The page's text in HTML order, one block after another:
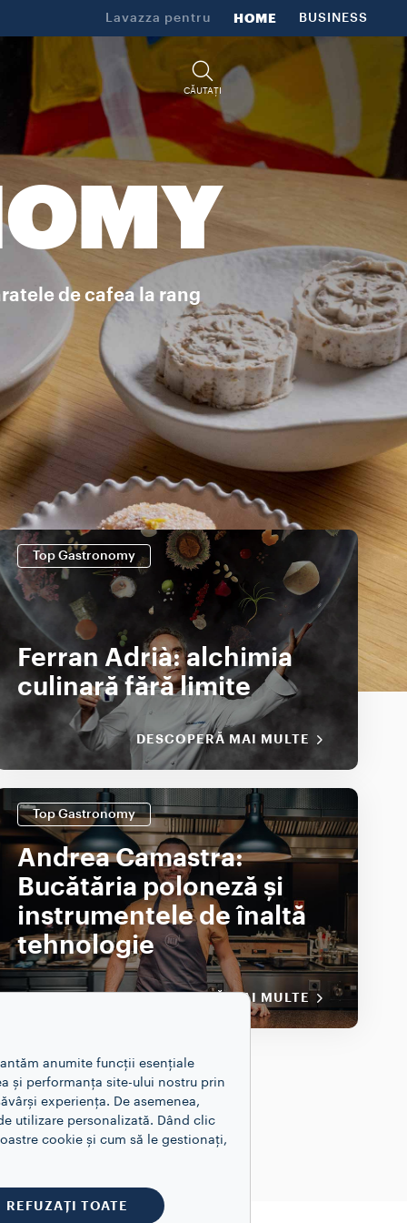
Lavazza pentru HOME BUSINESS
CĂUTAȚI
de cafea la rang
Top Gastronomy
Ferran Adrià: alchimia
culinară fără limite
DESCOPERĂ MAI MULTE
Top Gastronomy
Andrea Camastra:
Bucătăria poloneză și
instrumentele de înaltă
tehnologie
DESCOPERĂ MAI MULTE
anumite funcții esențiale
și performanța site-ului nostru prin
experiența. De asemenea,
utilizare personalizată. Dând clic
cookie și cum să le gestionați,
REFUZAȚI TOATE